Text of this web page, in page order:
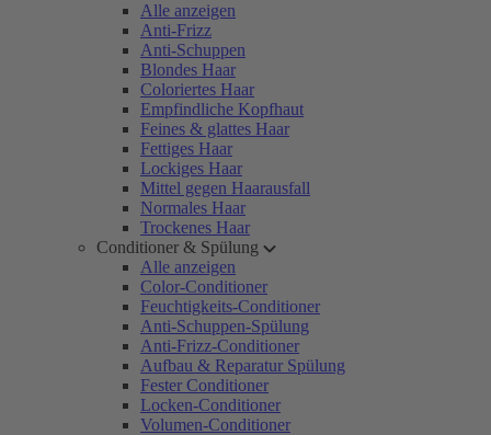
Alle anzeigen
Anti-Frizz
Anti-Schuppen
Blondes Haar
Coloriertes Haar
Empfindliche Kopfhaut
Feines & glattes Haar
Fettiges Haar
Lockiges Haar
Mittel gegen Haarausfall
Normales Haar
Trockenes Haar
Conditioner & Spülung
Alle anzeigen
Color-Conditioner
Feuchtigkeits-Conditioner
Anti-Schuppen-Spülung
Anti-Frizz-Conditioner
Aufbau & Reparatur Spülung
Fester Conditioner
Locken-Conditioner
Volumen-Conditioner